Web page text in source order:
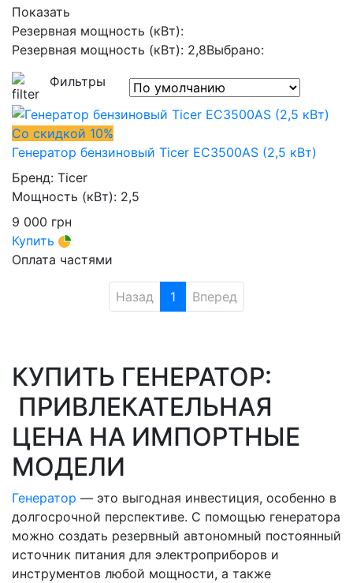
Показать
Резервная мощность (кВт):
Резервная мощность (кВт): 2,8Выбрано:
Фильтры
Со скидкой 10%
Генератор бензиновый Ticer EC3500AS (2,5 кВт)
Бренд: Ticer
Мощность (кВт): 2,5
9 000 грн
Купить
Оплата частями
Назад 1 Вперед
КУПИТЬ ГЕНЕРАТОР:
ПРИВЛЕКАТЕЛЬНАЯ
ЦЕНА НА ИМПОРТНЫЕ
МОДЕЛИ
Генератор — это выгодная инвестиция, особенно в
долгосрочной перспективе. С помощью генератора
можно создать резервный автономный постоянный
источник питания для электроприборов и
инструментов любой мощности, а также